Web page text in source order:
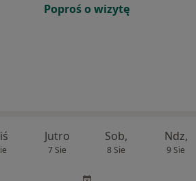
Poproś o wizytę
Jutro
7 Sie
Sob,
8 Sie
Ndz,
9 Sie